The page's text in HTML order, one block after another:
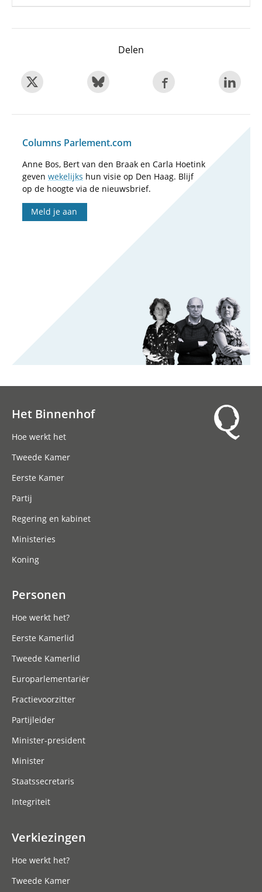
Delen
Columns Parlement.com
Anne Bos, Bert van den Braak en Carla Hoetink
geven wekelijks hun visie op Den Haag. Blijf
op de hoogte via de nieuwsbrief.
Meld je aan
Het Binnenhof
Hoe werkt het
Tweede Kamer
Eerste Kamer
Partij
Regering en kabinet
Ministeries
Koning
Personen
Hoe werkt het?
Eerste Kamerlid
Tweede Kamerlid
Europarlementariër
Fractievoorzitter
Partijleider
Minister-president
Minister
Staatssecretaris
Integriteit
Verkiezingen
Hoe werkt het?
Tweede Kamer